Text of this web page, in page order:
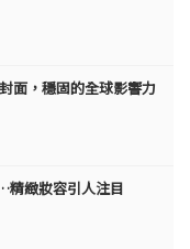
面，穩固的全球影響力
精緻妝容引人注目